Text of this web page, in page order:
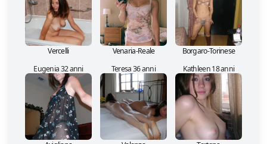
Vercelli Venaria-Reale
Borgaro-Torinese
Eugenia 32 anni
Teresa 36 anni Kathleen 18 anni